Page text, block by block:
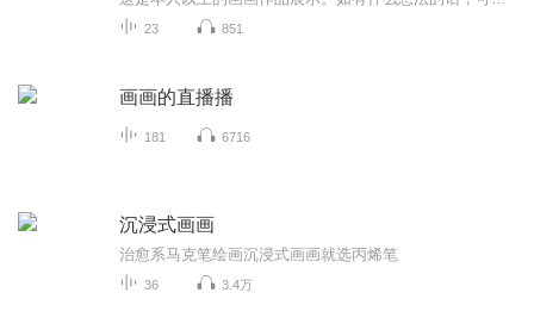
23 851
画画的直播播
181 6716
沉浸式画画
治愈系马克笔绘画沉浸式画画就选丙烯笔
36 3.4万